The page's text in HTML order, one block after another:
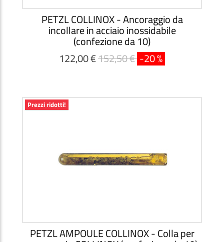
PETZL COLLINOX - Ancoraggio da
incollare in acciaio inossidabile
(confezione da 10)
122,00 €152,50 € -20 %
Prezzi ridotti!
PETZL AMPOULE COLLINOX - Colla per